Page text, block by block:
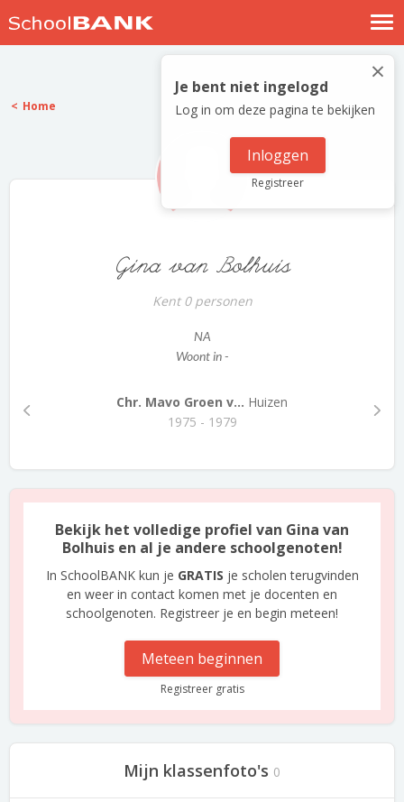
Nostalgische verhalen
Log in
Meld je gratis aan
×
Je bent niet ingelogd
Log in om deze pagina te bekijken
Inloggen
Registreer
Home
Gina van Bolhuis
Kent 0 personen
NA
Woont in -
Chr. Mavo Groen v... Huizen
1975 - 1979
Bekijk het volledige profiel van Gina van
Bolhuis en al je andere schoolgenoten!
In SchoolBANK kun je GRATIS je scholen terugvinden
en weer in contact komen met je docenten en
schoolgenoten. Registreer je en begin meteen!
Meteen beginnen
Registreer gratis
Mijn klassenfoto's 0